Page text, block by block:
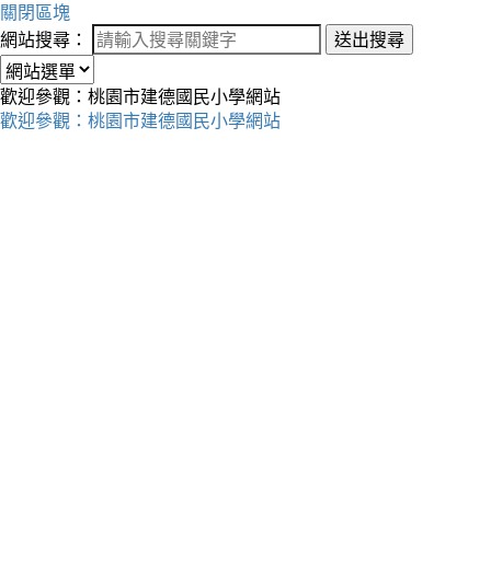
關閉區塊
網站搜尋：
送出搜尋
歡迎參觀：桃園市建德國民小學網站
歡迎參觀：桃園市建德國民小學網站